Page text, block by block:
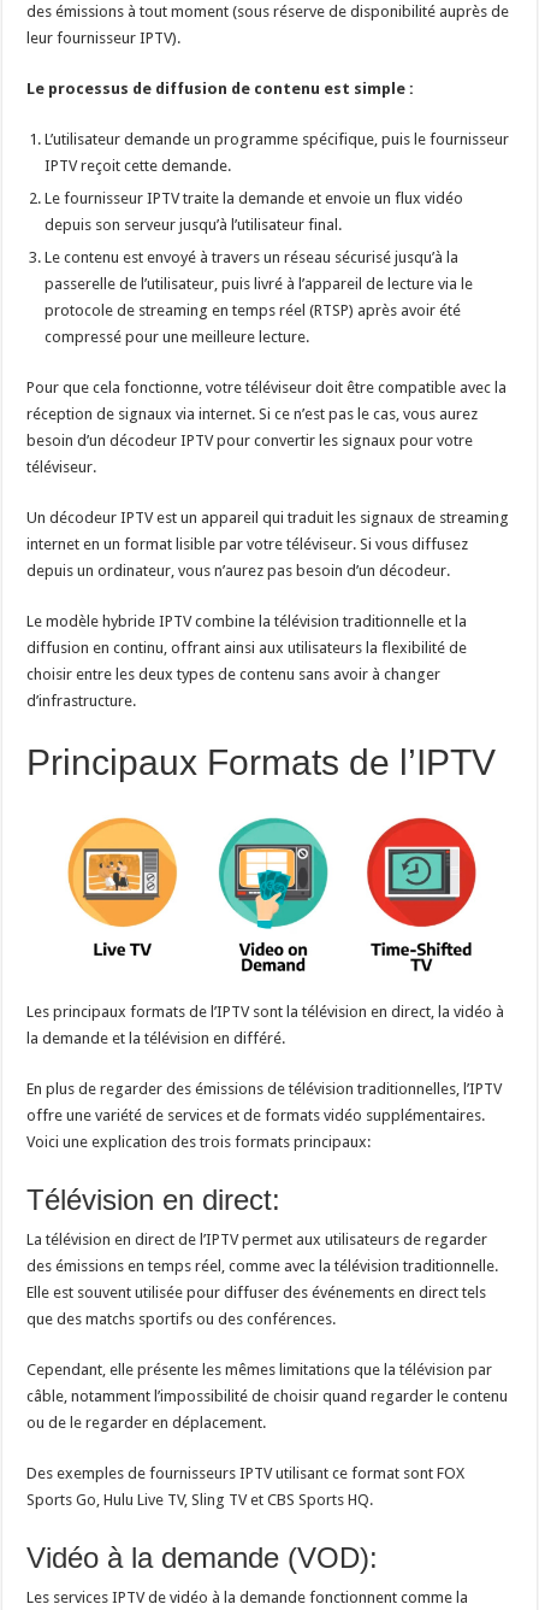
des émissions à tout moment (sous réserve de disponibilité auprès de
leur fournisseur IPTV).
Le processus de diffusion de contenu est simple :
L’utilisateur demande un programme spécifique, puis le fournisseur
IPTV reçoit cette demande.
Le fournisseur IPTV traite la demande et envoie un flux vidéo
depuis son serveur jusqu’à l’utilisateur final.
Le contenu est envoyé à travers un réseau sécurisé jusqu’à la
passerelle de l’utilisateur, puis livré à l’appareil de lecture via le
protocole de streaming en temps réel (RTSP) après avoir été
compressé pour une meilleure lecture.
Pour que cela fonctionne, votre téléviseur doit être compatible avec la
réception de signaux via internet. Si ce n’est pas le cas, vous aurez
besoin d’un décodeur IPTV pour convertir les signaux pour votre
téléviseur.
Un décodeur IPTV est un appareil qui traduit les signaux de streaming
internet en un format lisible par votre téléviseur. Si vous diffusez
depuis un ordinateur, vous n’aurez pas besoin d’un décodeur.
Le modèle hybride IPTV combine la télévision traditionnelle et la
diffusion en continu, offrant ainsi aux utilisateurs la flexibilité de
choisir entre les deux types de contenu sans avoir à changer
d’infrastructure.
Principaux Formats de l’IPTV
Les principaux formats de l’IPTV sont la télévision en direct, la vidéo à
la demande et la télévision en différé.
En plus de regarder des émissions de télévision traditionnelles, l’IPTV
offre une variété de services et de formats vidéo supplémentaires.
Voici une explication des trois formats principaux:
Télévision en direct:
La télévision en direct de l’IPTV permet aux utilisateurs de regarder
des émissions en temps réel, comme avec la télévision traditionnelle.
Elle est souvent utilisée pour diffuser des événements en direct tels
que des matchs sportifs ou des conférences.
Cependant, elle présente les mêmes limitations que la télévision par
câble, notamment l’impossibilité de choisir quand regarder le contenu
ou de le regarder en déplacement.
Des exemples de fournisseurs IPTV utilisant ce format sont FOX
Sports Go, Hulu Live TV, Sling TV et CBS Sports HQ.
Vidéo à la demande (VOD):
Les services IPTV de vidéo à la demande fonctionnent comme la